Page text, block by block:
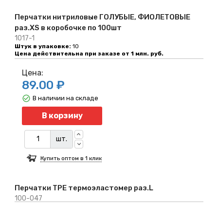
Перчатки нитриловые ГОЛУБЫЕ, ФИОЛЕТОВЫЕ
раз.XS в коробочке по 100шт
1017-1
Штук в упаковке: 10
Цена действительна при заказе от 1 млн. руб.
Перчатки TPE термоэластомер раз.L
100-047
Цена:
89.00 ₽
В корзину
шт.
В наличии на складе
Купить оптом в 1 клик